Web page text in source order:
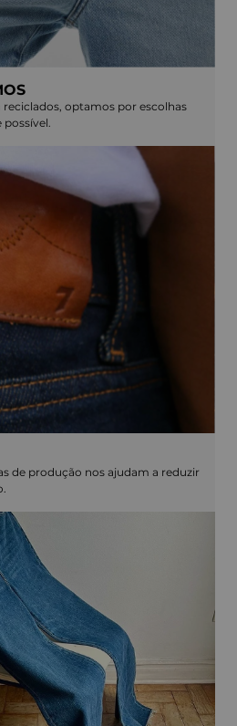
optamos por escolhas
de produção nos ajudam a reduzir